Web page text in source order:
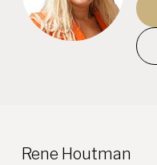
Rene Houtman